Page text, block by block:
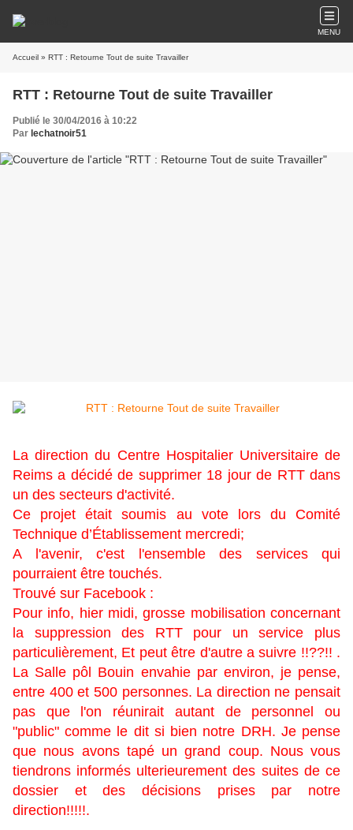
MENU
Accueil » RTT : Retourne Tout de suite Travailler
RTT : Retourne Tout de suite Travailler
Publié le 30/04/2016 à 10:22
Par lechatnoir51
La direction du Centre Hospitalier Universitaire de
Reims a décidé de supprimer 18 jour de RTT dans
un des secteurs d'activité.
Ce projet était soumis au vote lors du Comité
Technique d’Établissement mercredi;
A l'avenir, c'est l'ensemble des services qui
pourraient être touchés.
Trouvé sur Facebook :
Pour info, hier midi, grosse mobilisation concernant
la suppression des RTT pour un service plus
particulièrement, Et peut être d'autre a suivre !!??!! .
La Salle pôl Bouin envahie par environ, je pense,
entre 400 et 500 personnes. La direction ne pensait
pas que l'on réunirait autant de personnel ou
"public" comme le dit si bien notre DRH. Je pense
que nous avons tapé un grand coup. Nous vous
tiendrons informés ulterieurement des suites de ce
dossier et des décisions prises par notre
direction!!!!!.